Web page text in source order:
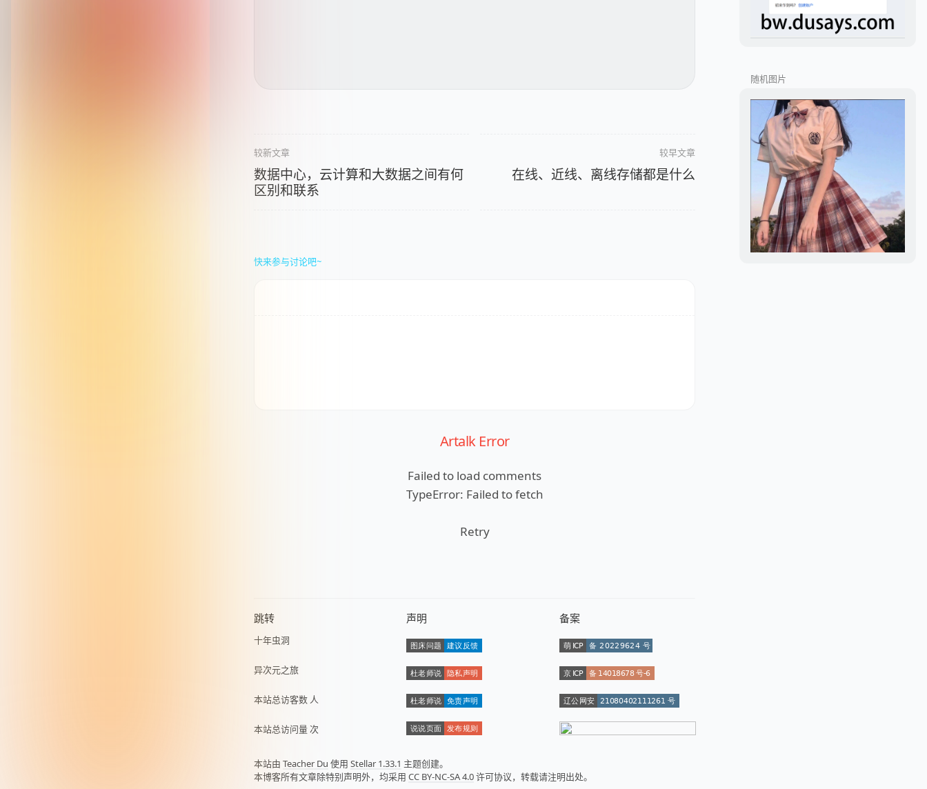
较新文章
数据中心，云计算和大数据之间有何
区别和联系
较早文章
在线、近线、离线存储都是什么
快来参与讨论吧~
Artalk Error
Failed to load comments
TypeError: Failed to fetch
Retry
跳转
十年虫洞
异次元之旅
本站总访客数 人
本站总访问量次
声明 备案
本站由 Teacher Du 使用 Stellar 1.33.1 主题创建。
本博客所有文章除特别声明外，均采用 CC BY-NC-SA 4.0许可协议，转载请注明出处。
随机图片